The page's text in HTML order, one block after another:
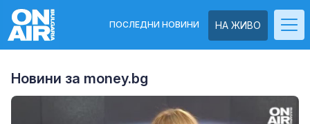
НА ЖИВО
ПОСЛЕДНИ НОВИНИ
Новини за money.bg